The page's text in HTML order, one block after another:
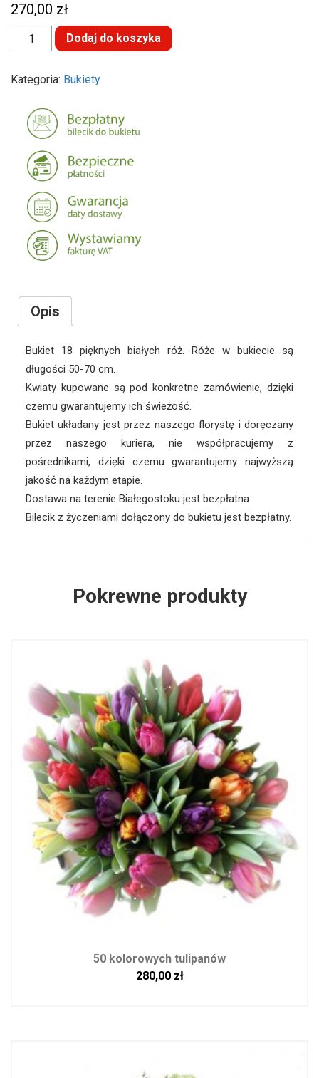
270,00 zł
ilość
Bukiet
18
Dodaj do koszyka
Kategoria: Bukiety
Opis
Bukiet 18 pięknych białych róż. Róże w bukiecie są
długości 50-70 cm.
Kwiaty kupowane są pod konkretne zamówienie, dzięki
czemu gwarantujemy ich świeżość.
Bukiet układany jest przez naszego florystę i doręczany
przez naszego kuriera, nie współpracujemy z
pośrednikami, dzięki czemu gwarantujemy najwyższą
jakość na każdym etapie.
Dostawa na terenie Białegostoku jest bezpłatna.
Bilecik z życzeniami dołączony do bukietu jest bezpłatny.
Pokrewne produkty
50 kolorowych tulipanów
280,00 zł